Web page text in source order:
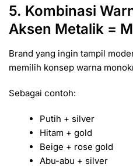
5. Kombinasi
Aksen Metalik =
Brand yang ingin tampil
memilih konsep warna
Sebagai contoh:
Putih + silver
Hitam + gold
Beige + rose gold
Abu-abu + silver